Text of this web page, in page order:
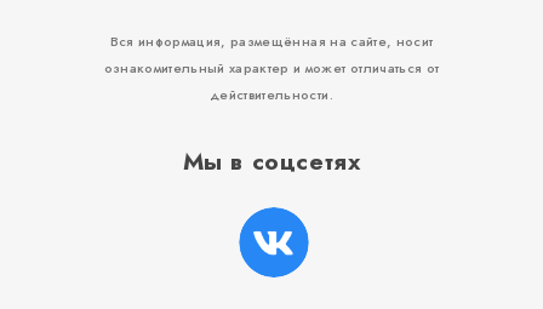
Мы в соцсетях
Вся информация, размещённая на сайте, носит
ознакомительный характер и может отличаться от
действительности.